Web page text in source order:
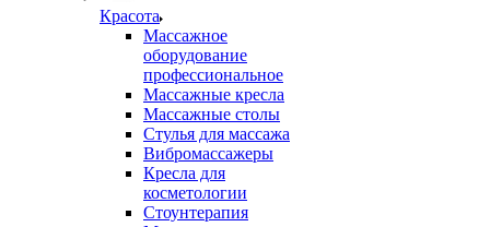
Красота
Массажное
оборудование
профессиональное
Массажные кресла
Массажные столы
Стулья для массажа
Вибромассажеры
Кресла для
косметологии
Стоунтерапия